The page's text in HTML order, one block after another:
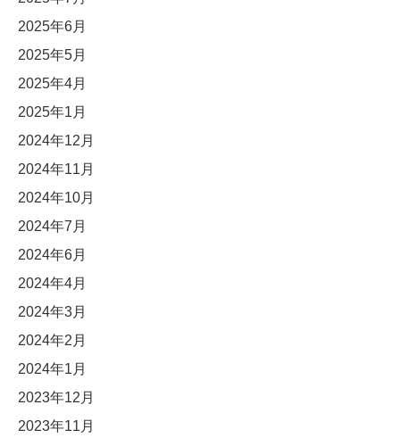
2025年6月
2025年5月
2025年4月
2025年1月
2024年12月
2024年11月
2024年10月
2024年7月
2024年6月
2024年4月
2024年3月
2024年2月
2024年1月
2023年12月
2023年11月